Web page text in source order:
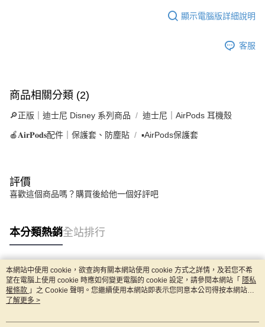
顯示電腦版詳細說明
客服
商品相關分類 (2)
🔎正版｜迪士尼 Disney 系列商品 迪士尼｜AirPods 耳機殼
🍎𝐀𝐢𝐫𝐏𝐨𝐝𝐬配件｜保護套、防塵貼 ▪AirPods保護套
評價
喜歡這個商品嗎？購買後給他一個好評吧
本分類熱銷全站排行
熱門標籤
本網站中使用 cookie，欲查詢有關本網站使用 cookie 方式之詳情，及若您不希
望在電腦上使用 cookie 時應如何變更電腦的 cookie 設定，請參閱本網站「 隱私
權條款 」之 Cookie 聲明。您繼續使用本網站即表示您同意本公司得按本網站使
用條款之 Cookie 聲明使用 cookie。
了解更多 >